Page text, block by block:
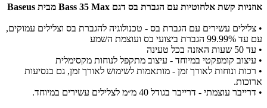
אוזניות קשת אלחוטיות עם הגברת בס דגם Bass 35 Max מבית Baseus
• צלילים עשירים עם הגברת בס - טכנולוגיה להגברת בס וצלילים עמוקים,
עם עד 99.99% הגברת ביצועי בס ועוצמת השמע
• עד 50 שעות האזנה בכל טעינה
• עיצוב קומפקטי במיוחד - עיצוב מתקפל לנוחות מקסימלית
• רכות ונוחות לאורך זמן - מותאמות לשימוש לאורך זמן, גם בנסיעות
ארוכות.
• דרייבר עוצמתי - דרייבר בגודל 40 מ״מ לצלילים עשירים במיוחד.